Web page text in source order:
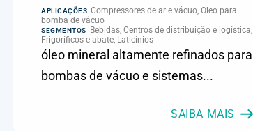
APLICAÇÕES Compressores de ar e vácuo, Óleo para
bomba de vácuo
SEGMENTOS
Bebidas, Centros de distribuição e logística,
Frigoríficos e abate, Laticínios
óleo mineral altamente refinados para
bombas de vácuo e sistemas...
SAIBA MAIS